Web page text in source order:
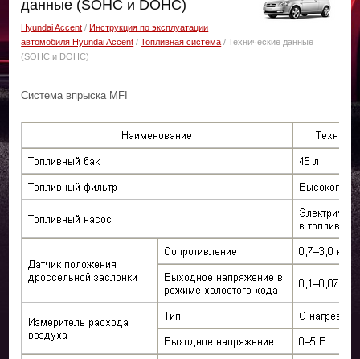
данные (SOHC и DOHC)
Hyundai Accent /Инструкция по эксплуатации
автомобиля Hyundai Accent /Топливная система / Технические данные
(SOHC и DOHC)
Система впрыска MFI